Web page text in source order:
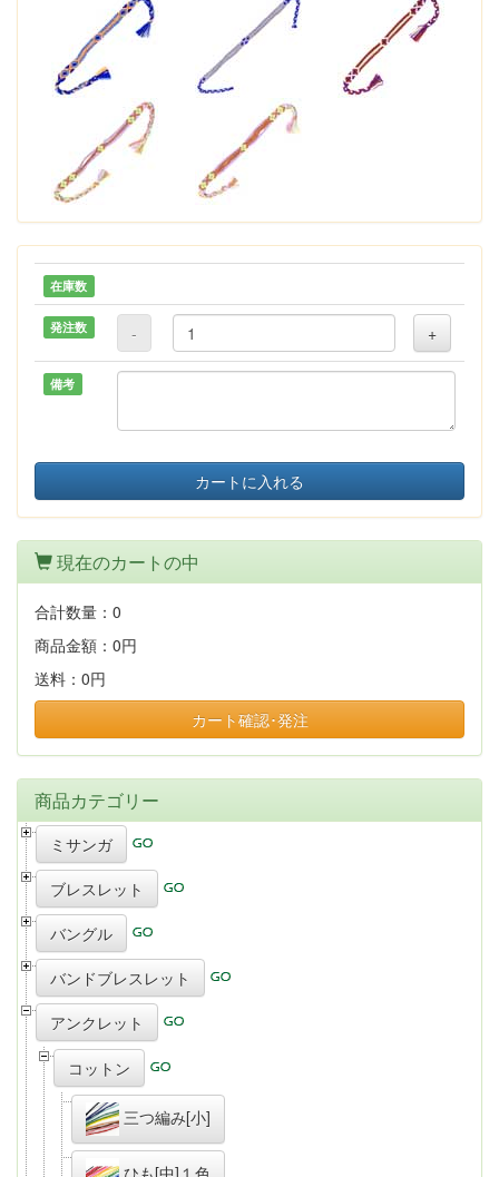
在庫数
発注数 - +
備考
カートに入れる
現在のカートの中
合計数量： 0
商品金額： 0円
送料： 0円
カート確認･発注
商品カテゴリー
ミサンガ
ブレスレット
バングル
バンドブレスレット
アンクレット
コットン
三つ編み[小]
ひも[中]１色